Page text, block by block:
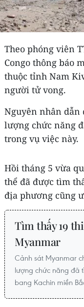
Theo phóng viên
Congo thông báo
thuộc tỉnh Nam
người tử vong.
Nguyên nhân
lượng chức năng
trong vụ việc này.
Hồi tháng 5 vừa
thể đã được tìm
địa phương cũng
Tìm thấy 19
Myanmar
Cảnh sát Myanmar
lượng chức năng đã
bang Kachin miền